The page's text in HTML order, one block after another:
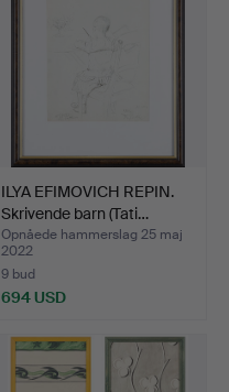
ILYA EFIMOVICH REPIN.
Skrivende barn (Tati…
Opnåede hammerslag 25 maj
2022
9 bud
694 USD